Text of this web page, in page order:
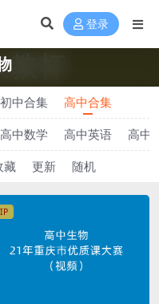
登录
初中合集
高中合集
高中数学 高中英语
高中
藏 更新 随机